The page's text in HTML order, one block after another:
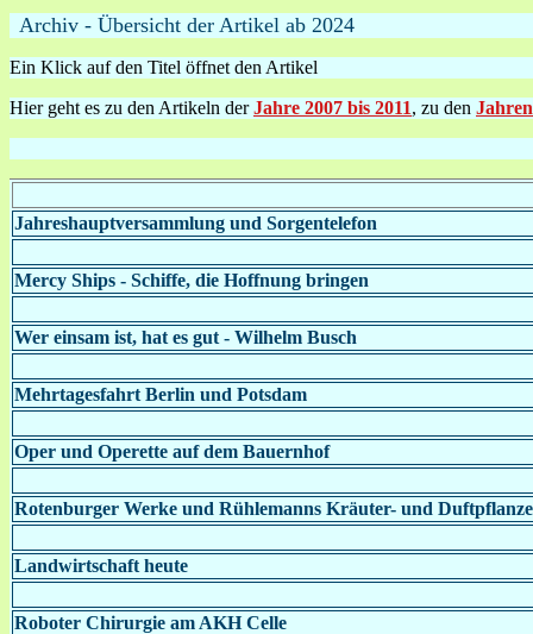
Archiv - Übersicht der Artikel ab 2024
Ein Klick auf den Titel öffnet den Artikel
Hier geht es zu den Artikeln derJahre 2007 bis 2011, zu den
Jahreshauptversammlung und Sorgentelefon
Mercy Ships - Schiffe, die Hoffnung bringen
Wer einsam ist, hat es gut - Wilhelm Busch
Mehrtagesfahrt Berlin und Potsdam
Oper und Operette auf dem Bauernhof
Rotenburger Werke und Rühlemanns Kräuter- und
Landwirtschaft heute
Roboter Chirurgie am AKH Celle